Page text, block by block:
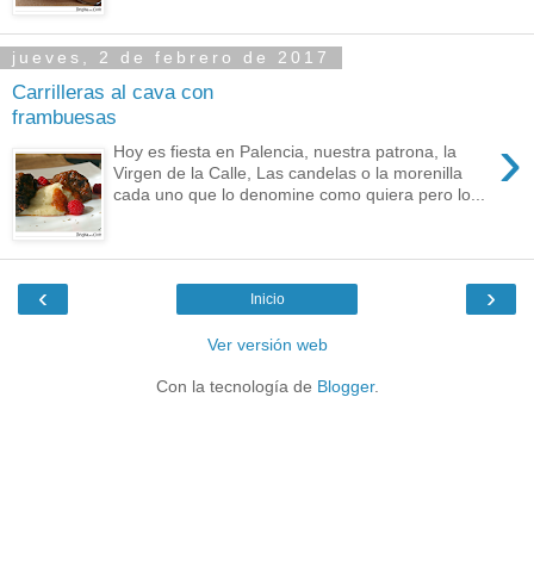
jueves, 2 de febrero de 2017
Carrilleras al cava con
frambuesas
›
Hoy es fiesta en Palencia, nuestra patrona, la
Virgen de la Calle, Las candelas o la morenilla
cada uno que lo denomine como quiera pero lo...
‹ ›
Inicio
Ver versión web
Con la tecnología de Blogger.